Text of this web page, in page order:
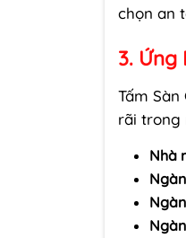
chọn an
3. Ứng
Tấm
rãi trong
Nhà